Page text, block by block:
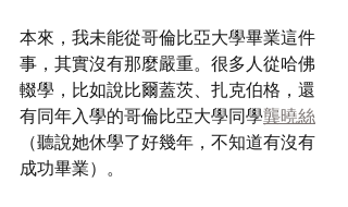
本來，我未能從哥倫比亞大學畢業這件
事，其實沒有那麼嚴重。很多人從哈佛
輟學，比如說比爾蓋茨、扎克伯格，還
有同年入學的哥倫比亞大學同學龔曉絲
（聽說她休學了好幾年，不知道有沒有
成功畢業）。